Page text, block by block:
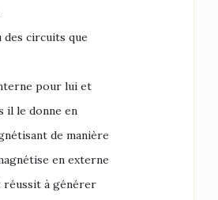
des circuits que
pour lui et
il le donne en
de manière
en externe
à générer